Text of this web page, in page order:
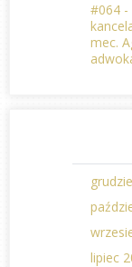
#064 -
mec.
lipiec